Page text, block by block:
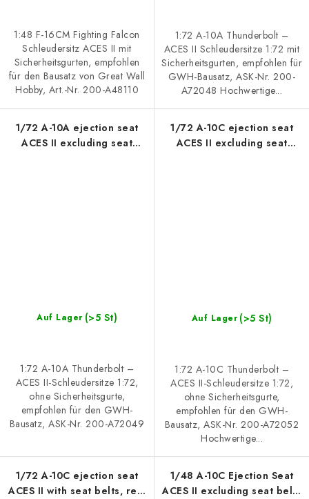
1:48 F-16CM Fighting Falcon
Schleudersitz ACES II mit
Sicherheitsgurten, empfohlen
für den Bausatz von Great Wall
Hobby, Art.-Nr. 200-A48110
1:72 A-10A Thunderbolt –
ACES II Schleudersitze 1:72 mit
Sicherheitsgurten, empfohlen für
GWH-Bausatz, ASK-Nr. 200-
A72048 Hochwertige...
1/72 A-10A ejection seat
ACES II excluding seat
Auf Lager (>5 St)
1:72 A-10A Thunderbolt –
ACES II-Schleudersitze 1:72,
ohne Sicherheitsgurte,
empfohlen für den GWH-
Bausatz, ASK-Nr. 200-A72049
1/72 A-10C ejection seat
ACES II excluding seat
Auf Lager (>5 St)
1:72 A-10C Thunderbolt –
ACES II-Schleudersitze 1:72,
ohne Sicherheitsgurte,
empfohlen für den GWH-
Bausatz, ASK-Nr. 200-A72052
Hochwertige...
1/72 A-10C ejection seat
ACES II with seat belts, rec.
1/48 A-10C Ejection Seat
ACES II excluding seat belts